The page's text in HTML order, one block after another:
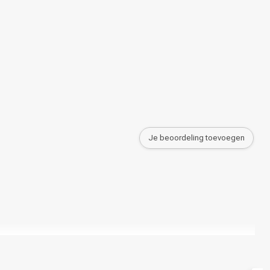
Je beoordeling toevoegen